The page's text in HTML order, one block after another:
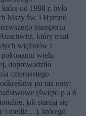
od 1998 r. było
Mszy św. i Hymnu
transportu
który miał
więźniów i
pokonaniu wielu
doprowadziło
czternastego
po raz enty:
(święto p a ń
jak starają się
i media…), którego